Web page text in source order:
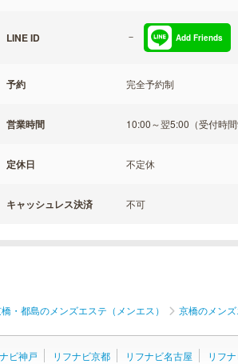
LINE ID － Add Friends
予約 完全予約制
営業時間 10:00～翌5:00（受付時間
定休日 不定休
キャッシュレス決済 不可
・都島のメンズエステ（メンエス） 京橋のメンズ
ビ神戸 リフナビ京都 リフナビ名古屋 リフ